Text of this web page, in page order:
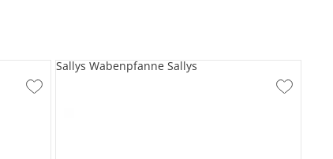
Sallys Wabenpfanne Sallys